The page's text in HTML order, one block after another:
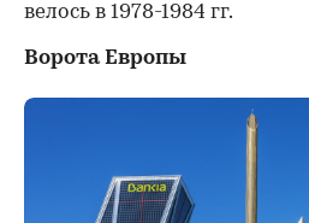
велось в 1978-1984 гг.
Ворота Европы